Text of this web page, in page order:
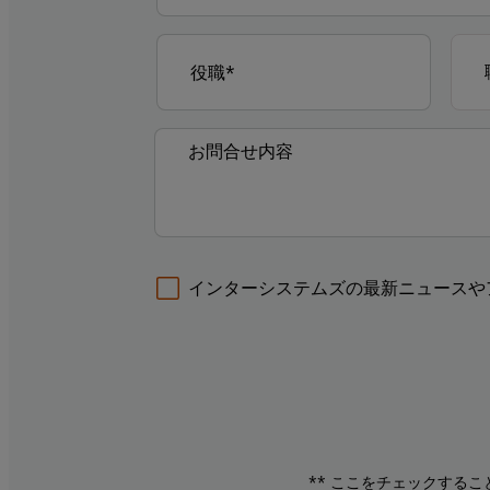
インターシステムズの最新ニュース
** ここをチェックするこ